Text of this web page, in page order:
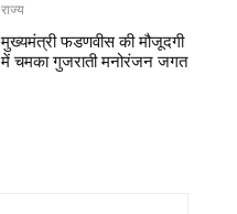
राज्य
मुख्यमंत्री फडणवीस की मौजूदगी
में चमका गुजराती मनोरंजन जगत